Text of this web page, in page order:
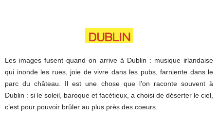
Les images fusent quand on arrive à Dublin : musique irlandaise
qui inonde les rues, joie de vivre dans les pubs, farniente dans le
parc du château. Il est une chose que l’on raconte souvent à
Dublin : si le soleil, baroque et facétieux, a choisi de déserter le ciel,
c’est pour pouvoir brûler au plus près des coeurs.